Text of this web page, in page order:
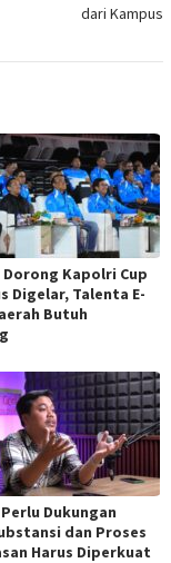
dari Kampus
Dorong Kapolri Cup
Digelar, Talenta E-
Butuh
Perlu Dukungan
dan Proses
Harus Diperkuat